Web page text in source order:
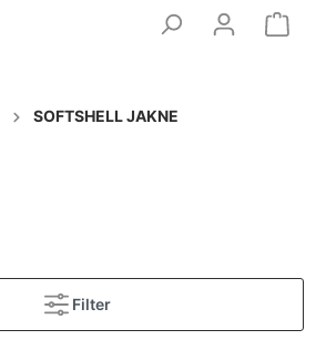
SOFTSHELL JAKNE
Filter